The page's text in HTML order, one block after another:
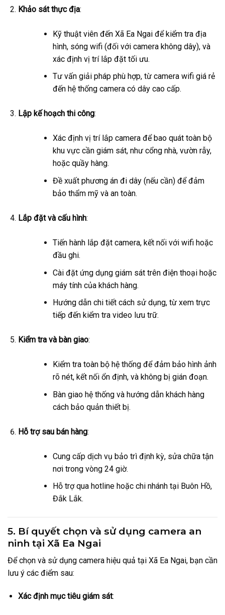
Khảo sát thực địa:
Kỹ thuật viên đến Xã Ea Ngai để kiểm tra địa
hình, sóng wifi (đối với camera không dây), và
xác định vị trí lắp đặt tối ưu.
Tư vấn giải pháp phù hợp, từ camera wifi giá rẻ
đến hệ thống camera có dây cao cấp.
Lập kế hoạch thi công:
Xác định vị trí lắp camera để bao quát toàn bộ
khu vực cần giám sát, như cổng nhà, vườn rẫy,
hoặc quầy hàng.
Đề xuất phương án đi dây (nếu cần) để đảm
bảo thẩm mỹ và an toàn.
Lắp đặt và cấu hình:
Tiến hành lắp đặt camera, kết nối với wifi hoặc
đầu ghi.
Cài đặt ứng dụng giám sát trên điện thoại hoặc
máy tính của khách hàng.
Hướng dẫn chi tiết cách sử dụng, từ xem trực
tiếp đến kiểm tra video lưu trữ.
Kiểm tra và bàn giao:
Kiểm tra toàn bộ hệ thống để đảm bảo hình ảnh
rõ nét, kết nối ổn định, và không bị gián đoạn.
Bàn giao hệ thống và hướng dẫn khách hàng
cách bảo quản thiết bị.
Hỗ trợ sau bán hàng:
Cung cấp dịch vụ bảo trì định kỳ, sửa chữa tận
nơi trong vòng 24 giờ.
Hỗ trợ qua hotline hoặc chi nhánh tại Buôn Hồ,
Đắk Lắk.
5. Bí quyết chọn và sử dụng camera an
ninh tại Xã Ea Ngai
Để chọn và sử dụng camera hiệu quả tại Xã Ea Ngai, bạn cần
lưu ý các điểm sau:
Xác định mục tiêu giám sát: